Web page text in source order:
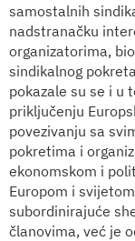
samostalnih
nadstranačku
organizatorima,
sindikalnog
pokazale su se i u
priključenju
povezivanju sa
pokretima i
ekonomskom i
Europom i
subordinirajuće
članovima, već je